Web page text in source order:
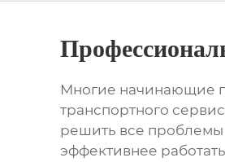
Многие начинающие
транспортного
решить все проблемы
эффективнее